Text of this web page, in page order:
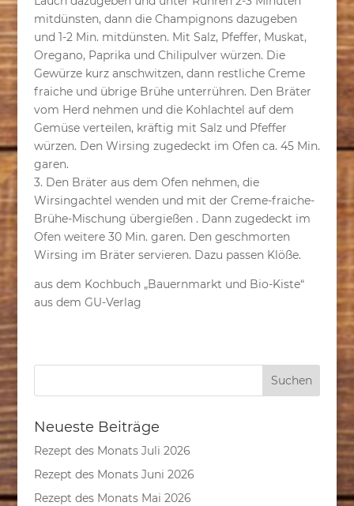
mitdünsten, dann die Champignons dazugeben
und 1-2 Min. mitdünsten. Mit Salz, Pfeffer, Muskat,
Oregano, Paprika und Chilipulver würzen. Die
Gewürze kurz anschwitzen, dann restliche Creme
fraiche und übrige Brühe unterrühren. Den Bräter
vom Herd nehmen und die Kohlachtel auf dem
Gemüse verteilen, kräftig mit Salz und Pfeffer
würzen. Den Wirsing zugedeckt im Ofen ca. 45 Min.
garen.
3. Den Bräter aus dem Ofen nehmen, die
Wirsingachtel wenden und mit der Creme-fraiche-
Brühe-Mischung übergießen . Dann zugedeckt im
Ofen weitere 30 Min. garen. Den geschmorten
Wirsing im Bräter servieren. Dazu passen Klöße.
aus dem Kochbuch „Bauernmarkt und Bio-Kiste“
aus dem GU-Verlag
Neueste Beiträge
Rezept des Monats Juli 2026
Rezept des Monats Juni 2026
Rezept des Monats Mai 2026